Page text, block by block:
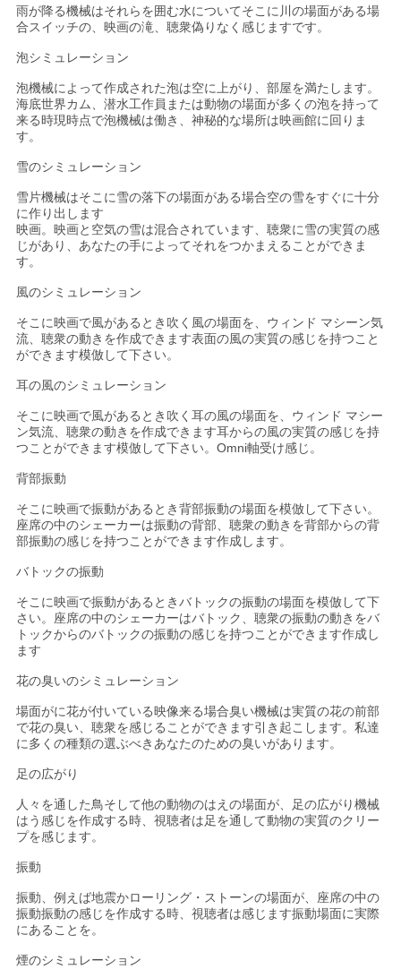
地
図
PRIVACY
POLICY
雨が降る機械はそれらを囲む水についてそこに川の場面がある場
合スイッチの、映画の滝、聴衆偽りなく感じますです。
泡シミュレーション
泡機械によって作成された泡は空に上がり、部屋を満たします。
海底世界カム、潜水工作員または動物の場面が多くの泡を持って
来る時現時点で泡機械は働き、神秘的な場所は映画館に回りま
す。
雪のシミュレーション
雪片機械はそこに雪の落下の場面がある場合空の雪をすぐに十分
に作り出します
映画。映画と空気の雪は混合されています、聴衆に雪の実質の感
じがあり、あなたの手によってそれをつかまえることができま
す。
風のシミュレーション
そこに映画で風があるとき吹く風の場面を、ウィンド マシーン気
流、聴衆の動きを作成できます表面の風の実質の感じを持つこと
ができます模倣して下さい。
耳の風のシミュレーション
そこに映画で風があるとき吹く耳の風の場面を、ウィンド マシー
ン気流、聴衆の動きを作成できます耳からの風の実質の感じを持
つことができます模倣して下さい。Omni軸受け感じ。
背部振動
そこに映画で振動があるとき背部振動の場面を模倣して下さい。
座席の中のシェーカーは振動の背部、聴衆の動きを背部からの背
部振動の感じを持つことができます作成します。
バトックの振動
そこに映画で振動があるときバトックの振動の場面を模倣して下
さい。座席の中のシェーカーはバトック、聴衆の振動の動きをバ
トックからのバトックの振動の感じを持つことができます作成し
ます
花の臭いのシミュレーション
場面がに花が付いている映像来る場合臭い機械は実質の花の前部
で花の臭い、聴衆を感じることができます引き起こします。私達
に多くの種類の選ぶべきあなたのための臭いがあります。
足の広がり
人々を通した鳥そして他の動物のはえの場面が、足の広がり機械
はう感じを作成する時、視聴者は足を通して動物の実質のクリー
プを感じます。
振動
振動、例えば地震かローリング・ストーンの場面が、座席の中の
振動振動の感じを作成する時、視聴者は感じます振動場面に実際
にあることを。
煙のシミュレーション